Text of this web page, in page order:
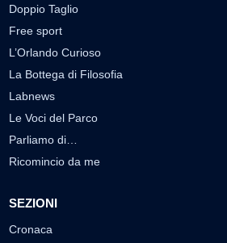
Doppio Taglio
Free sport
L’Orlando Curioso
La Bottega di Filosofia
Labnews
Le Voci del Parco
Parliamo di…
Ricomincio da me
SEZIONI
Cronaca